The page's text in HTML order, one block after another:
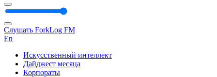
Слушать ForkLog FM
En
Искусственный интеллект
Дайджест месяца
Корпораты